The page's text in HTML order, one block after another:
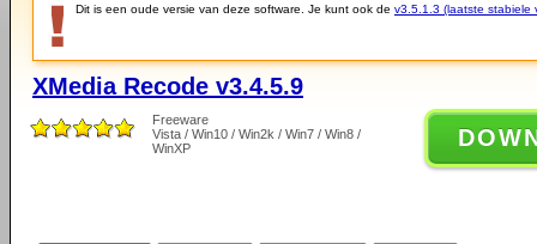
Dit is een oude versie van deze software. Je kunt ook de v3.5.1.3 (laatste stabiele
XMedia Recode v3.4.5.9
Freeware
Vista / Win10 / Win2k / Win7 / Win8 /
WinXP